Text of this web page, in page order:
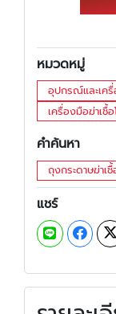
หมวดหมู่
อุปกรณ์และเค
เครื่องมือฆ่าเชื้อ
คำค้นหา
ถุงกระดาษฆ่า
แชร์